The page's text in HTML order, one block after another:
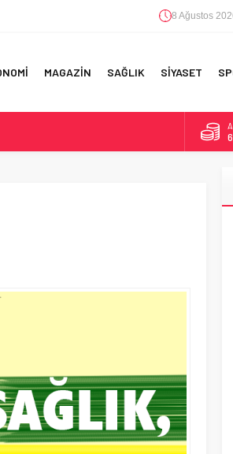
8 Ağustos
MAGAZİN SAĞLIK SİYASET